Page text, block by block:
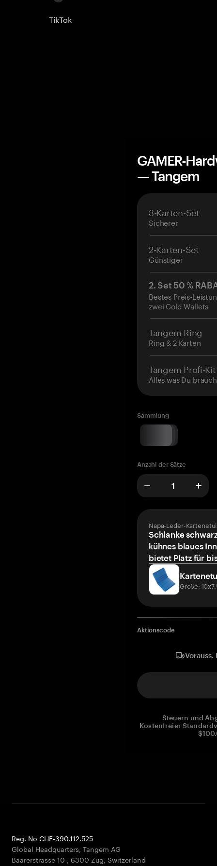
TikTok
GAMER-
— Tangem
3-Karten-Set
Sicherer
2-Karten-Set
Günstiger
2. Set 50 %
Bestes Preis-
zwei Cold Wallets
Tangem Ring
Ring & 2 Karten
Tangem Profi-Kit
Alles was Du
Sammlung
Anzahl der Sätze
Napa-Leder-
Schlanke
kühnes blaues
bietet Platz für
Größe:
Aktionscode
Steuern und
Kostenfreier
Reg. No CHE-390.112.525
Global Headquarters, Tangem AG
Baarerstrasse 10 , 6300 Zug, Switzerland